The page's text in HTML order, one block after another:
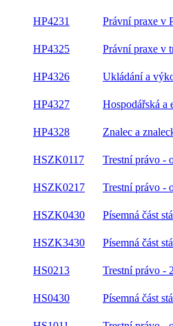
HP4231 Právní praxe v
HP4325 Právní praxe v
HP4326 Ukládání a
HP4327 Hospodářská a
HP4328 Znalec a
HSZK0117 Trestní právo -
HSZK0217 Trestní právo -
HSZK0430 Písemná část
HSZK3430 Písemná část
HS0213 Trestní právo -
HS0430 Písemná část